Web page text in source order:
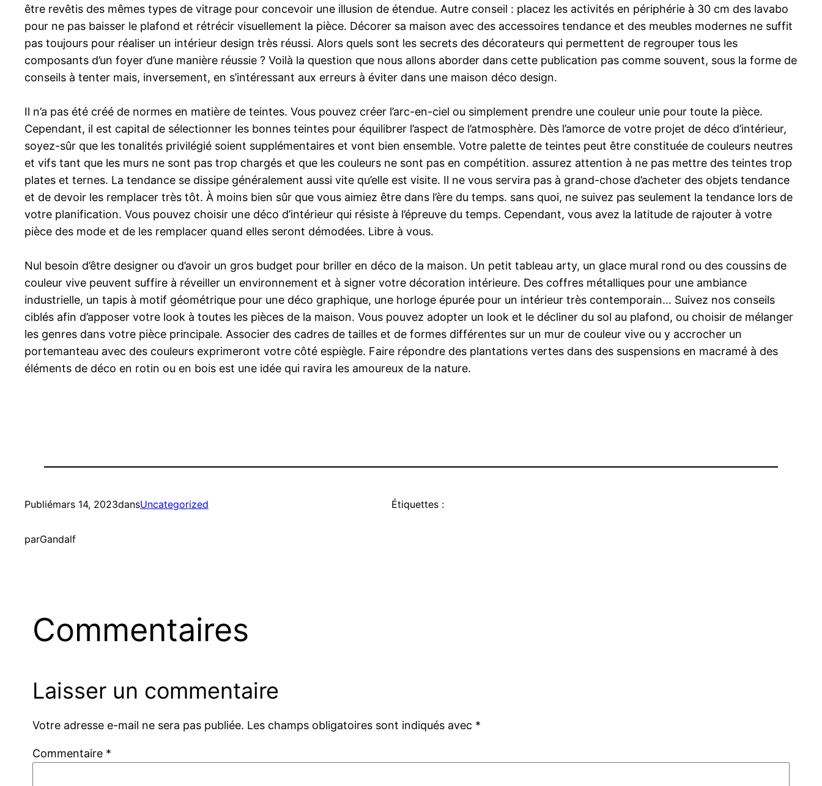
être revêtis des mêmes types de vitrage pour concevoir une illusion de étendue. Autre conseil : placez les activités en périphérie à 30 cm des lavabo
pour ne pas baisser le plafond et rétrécir visuellement la pièce. Décorer sa maison avec des accessoires tendance et des meubles modernes ne suffit
pas toujours pour réaliser un intérieur design très réussi. Alors quels sont les secrets des décorateurs qui permettent de regrouper tous les
composants d’un foyer d’une manière réussie ? Voilà la question que nous allons aborder dans cette publication pas comme souvent, sous la forme de
conseils à tenter mais, inversement, en s’intéressant aux erreurs à éviter dans une maison déco design.
Il n’a pas été créé de normes en matière de teintes. Vous pouvez créer l’arc-en-ciel ou simplement prendre une couleur unie pour toute la pièce.
Cependant, il est capital de sélectionner les bonnes teintes pour équilibrer l’aspect de l’atmosphère. Dès l’amorce de votre projet de déco d’intérieur,
soyez-sûr que les tonalités privilégié soient supplémentaires et vont bien ensemble. Votre palette de teintes peut être constituée de couleurs neutres
et vifs tant que les murs ne sont pas trop chargés et que les couleurs ne sont pas en compétition. assurez attention à ne pas mettre des teintes trop
plates et ternes. La tendance se dissipe généralement aussi vite qu’elle est visite. Il ne vous servira pas à grand-chose d’acheter des objets tendance
et de devoir les remplacer très tôt. À moins bien sûr que vous aimiez être dans l’ère du temps. sans quoi, ne suivez pas seulement la tendance lors de
votre planification. Vous pouvez choisir une déco d’intérieur qui résiste à l’épreuve du temps. Cependant, vous avez la latitude de rajouter à votre
pièce des mode et de les remplacer quand elles seront démodées. Libre à vous.
Nul besoin d’être designer ou d’avoir un gros budget pour briller en déco de la maison. Un petit tableau arty, un glace mural rond ou des coussins de
couleur vive peuvent suffire à réveiller un environnement et à signer votre décoration intérieure. Des coffres métalliques pour une ambiance
industrielle, un tapis à motif géométrique pour une déco graphique, une horloge épurée pour un intérieur très contemporain… Suivez nos conseils
ciblés afin d’apposer votre look à toutes les pièces de la maison. Vous pouvez adopter un look et le décliner du sol au plafond, ou choisir de mélanger
les genres dans votre pièce principale. Associer des cadres de tailles et de formes différentes sur un mur de couleur vive ou y accrocher un
portemanteau avec des couleurs exprimeront votre côté espiègle. Faire répondre des plantations vertes dans des suspensions en macramé à des
éléments de déco en rotin ou en bois est une idée qui ravira les amoureux de la nature.
Publiémars 14, 2023dansUncategorized
parGandalf
Étiquettes :
Commentaires
Laisser un commentaire
Votre adresse e-mail ne sera pas publiée. Les champs obligatoires sont indiqués avec *
Commentaire *